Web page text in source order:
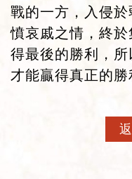
戰的一方，入侵
憤哀戚之情，終
得最後的勝利，所
才能贏得真正的勝